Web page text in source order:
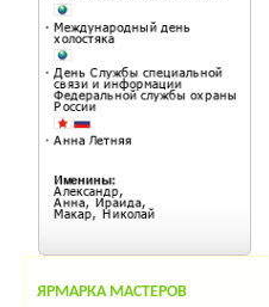
ЯРМАРКА МАСТЕРОВ